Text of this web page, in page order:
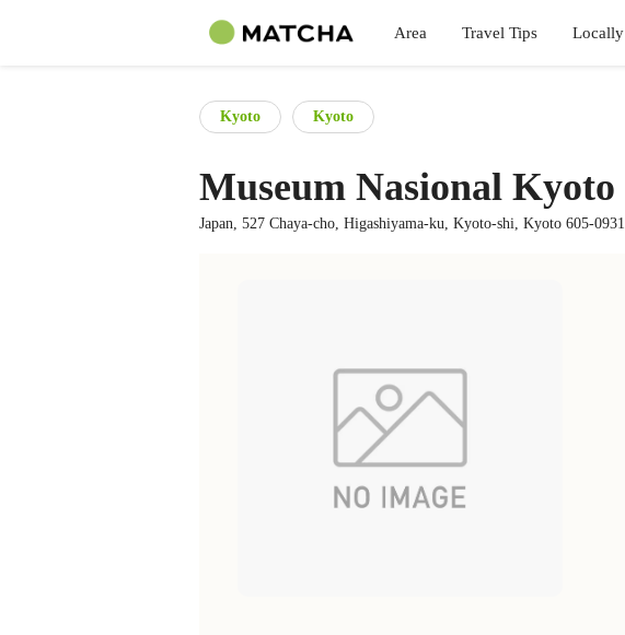
Area Travel Tips Locally
Kyoto Kyoto
Museum Nasional Kyoto
Japan, 527 Chaya-cho, Higashiyama-ku, Kyoto-shi, Kyoto 605-0931